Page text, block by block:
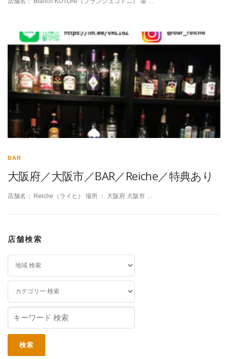
BAR
大阪府／大阪市／BAR／Reiche／特典あり
店舗名： Reiche（ライヒ） 場所 ： 大阪府 大阪市 …
店舗検索